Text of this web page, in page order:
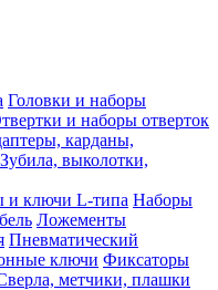
Головки и наборы
и наборы отверток
карданы,
Зубила, выколотки,
и ключи L-типа Наборы
Ложементы
Пневматический
ключи Фиксаторы
метчики, плашки